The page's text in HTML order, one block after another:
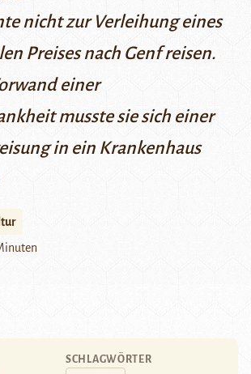
nicht zur Verleihung eines
Preises nach Genf reisen.
einer
musste sie sich einer
in ein Krankenhaus
SCHLAGWÖRTER